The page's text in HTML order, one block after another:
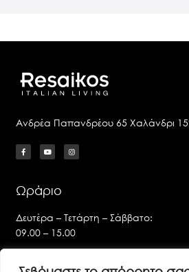
Ανδρέα Παπανδρέου 65 Χαλάνδρι
Ωράριο
Δευτέρα – Τετάρτη – Σάββατο:
09.00 – 15.00